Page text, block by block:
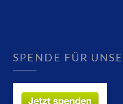
SPENDE FÜR